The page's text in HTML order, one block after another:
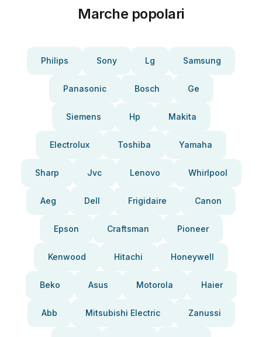
Marche popolari
Philips Sony Lg Samsung
Panasonic Bosch Ge
Siemens Hp Makita
Electrolux Toshiba Yamaha
Sharp Jvc Lenovo Whirlpool
Aeg Dell Frigidaire Canon
Epson Craftsman Pioneer
Kenwood Hitachi Honeywell
Beko Asus Motorola Haier
Abb Mitsubishi Electric Zanussi